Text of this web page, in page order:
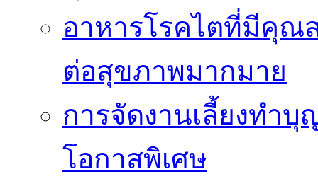
อาหารโรคไตที่มีคุณ
ต่อสุขภาพมากมาย
การจัดงานเลี้ยงทำ
โอกาสพิเศษ